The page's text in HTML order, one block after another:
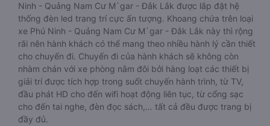
Ninh - Quảng Nam Cư M`gar - Đắk Lắk được lắp đặt hệ
thống đèn led trang trí cực ấn tượng. Khoang chứa trên loại
xe Phú Ninh - Quảng Nam Cư M`gar - Đắk Lắk này thì rộng
rãi nên hành khách có thể mang theo nhiều hành lý cần thiết
cho chuyến đi. Chuyến đi của hành khách sẽ không còn
nhàm chán với xe phòng nằm đôi bởi hàng loạt các thiết bị
giải trí được tích hợp trong suốt chuyến hành trình, từ TV,
đầu phát HD cho đến wifi hoạt động liên tục, từ cổng sạc
cho đến tai nghe, đèn đọc sách,… tất cả đều được trang bị
đầy đủ.